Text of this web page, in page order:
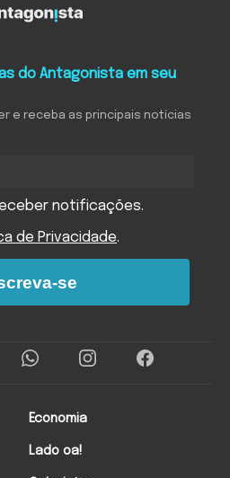
Economia
Lado oa!
do Antagonista em seu
e receba as principais notícias
notificações.
de Privacidade.
se